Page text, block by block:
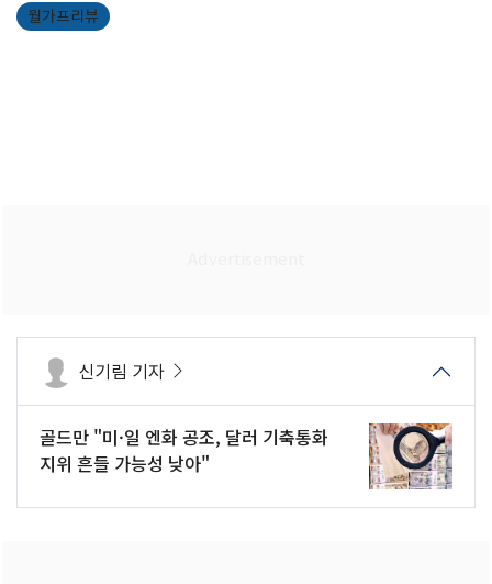
월가프리뷰
신기림 기자
골드만 "미·일 엔화 공조, 달러 기축통화
지위 흔들 가능성 낮아"